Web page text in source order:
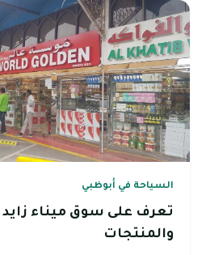
السياحة في أبوظبي
تعرف على سوق ميناء زايد
والمنتجات